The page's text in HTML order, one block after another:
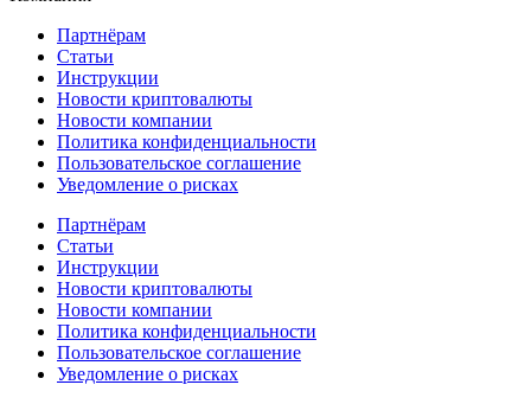
Партнёрам
Статьи
Инструкции
Новости криптовалюты
Новости компании
Политика конфиденциальности
Пользовательское соглашение
Уведомление о рисках
Партнёрам
Статьи
Инструкции
Новости криптовалюты
Новости компании
Политика конфиденциальности
Пользовательское соглашение
Уведомление о рисках